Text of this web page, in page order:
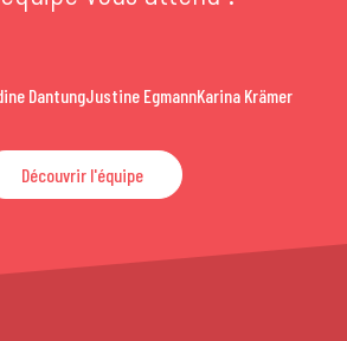
DantungJustine EgmannKarina Krämer
Découvrir l'équipe